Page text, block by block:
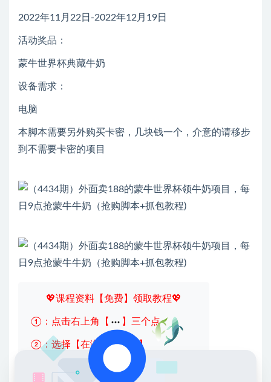
2022年11月22日-2022年12月19日
活动奖品：
蒙牛世界杯典藏牛奶
设备需求：
电脑
本脚本需要另外购买卡密，几块钱一个，介意的请移步
到不需要卡密的项目
💖课程资料【免费】领取教程💖
①：点击右上角【 】三个点
②：选择【在浏览器打开】
③：点击右上方【登录】领取